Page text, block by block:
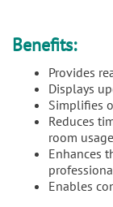
Benefits:
Provides
Displays
Simplifies
Reduces
room usage
Enhances
Enables